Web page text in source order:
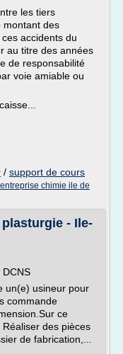
les tiers
montant des
accidents du
au titre des années
de responsabilité
voie amiable ou
/ support de cours
entreprise chimie ile de
- Ile-
un(e) usineur pour
commande
ce
des pièces
de fabrication,...